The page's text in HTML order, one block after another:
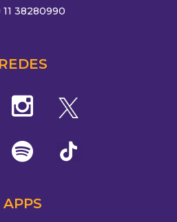
11 38280990
REDES
APPS